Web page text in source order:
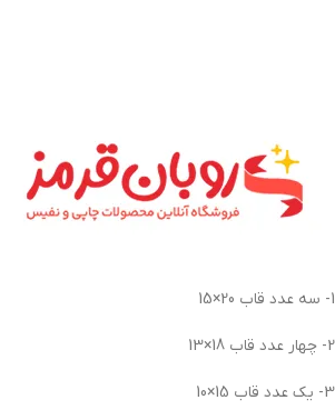
1- سه عدد قاب 20×15
2- چهار عدد قاب 18×13
3- یک عدد قاب 15×10